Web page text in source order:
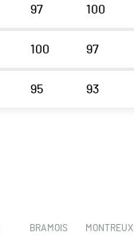
97 100
100 97
95 93
BRAMOIS MONTREUX